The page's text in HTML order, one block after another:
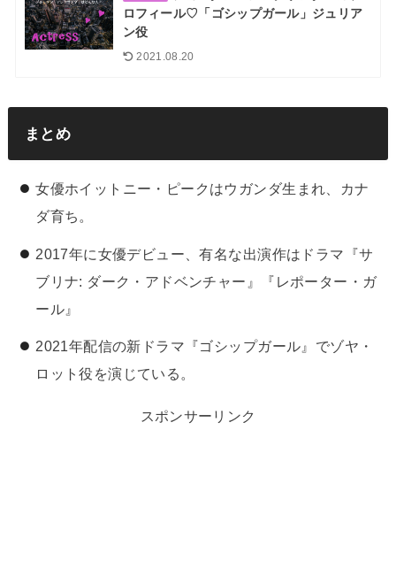
ロフィール♡「ゴシップガール」ジュリア
ン役
2021.08.20
まとめ
女優ホイットニー・ピークはウガンダ生まれ、カナ
ダ育ち。
2017年に女優デビュー、有名な出演作はドラマ『サ
ブリナ: ダーク・アドベンチャー』『レポーター・ガ
ール』
2021年配信の新ドラマ『ゴシップガール』でゾヤ・
ロット役を演じている。
スポンサーリンク